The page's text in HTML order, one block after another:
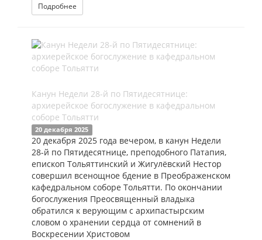
Подробнее
Канун Недели 28-й по Пятидесятнице:
архиерейское богослужение в кафедральном
соборе Тольятти
20 декабря 2025
20 декабря 2025 года вечером, в канун Недели
28-й по Пятидесятнице, преподобного Патапия,
епископ Тольяттинский и Жигулёвский Нестор
совершил всенощное бдение в Преображенском
кафедральном соборе Тольятти. По окончании
богослужения Преосвященный владыка
обратился к верующим с архипастырским
словом о хранении сердца от сомнений в
Воскресении Христовом